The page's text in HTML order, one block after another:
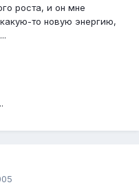
роста, и он мне
то новую энергию,